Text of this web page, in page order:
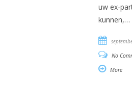
uw ex-
kunnen,…
No
More